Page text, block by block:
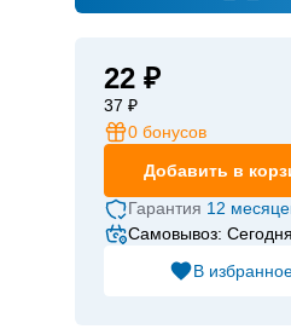
22 ₽
37 ₽
0 бонусов
Добавить в
Гарантия 12
Самовывоз: Сегодня
В